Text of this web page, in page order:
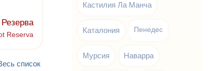
Reserva
список
Кастилия Ла Манча
Каталония Пенедес
Мурсия Наварра